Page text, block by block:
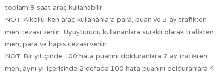
toplam 9 saat araç kullanabilir.
NOT: Alkollü iken araç kullananlara para, puan ve 3 ay trafikten
men cezası verilir. Uyuşturucu kullananlara sürekli olarak trafikten
men, para ve hapis cezası verilir.
NOT: Bir yıl içinde 100 hata puanını dolduranlara 2 ay trafikten
men, aynı yıl içerisinde 2 defada 100 hata puanını dolduranlara 4